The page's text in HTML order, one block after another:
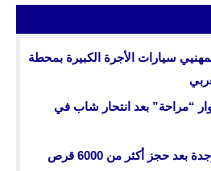
سيارات الأجرة الكبيرة بمحطة
“مراحة” بعد انتحار شاب في
توقيف شخص بمدخل وجدة بعد حجز أكثر من 6000 قرص